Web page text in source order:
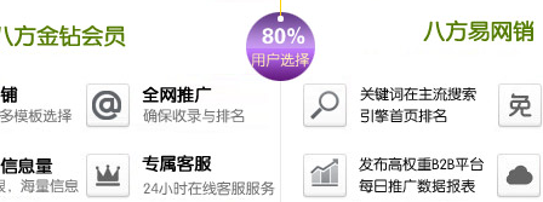
可“一站式”满足购物、居住、社交、休闲等需求。
据介绍，宏发前城中心高188米，为纯甲级商务地标，建
筑采用双银中空LOW-E钢化玻璃、约18米挑高大堂，21
部通力电梯、高中低科学分区，并有专属总裁电梯、总
裁盥洗室、高区局部双层通高的尊贵定制。